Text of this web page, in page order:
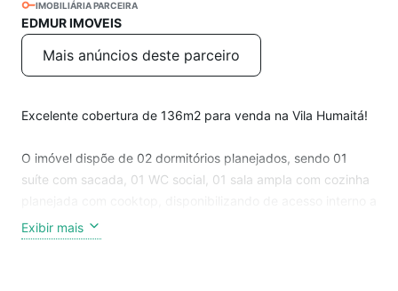
IMOBILIÁRIA PARCEIRA
EDMUR IMOVEIS
Mais anúncios deste parceiro
Excelente cobertura de 136m2 para venda na Vila Humaitá!
O imóvel dispõe de 02 dormitórios planejados, sendo 01
suíte com sacada, 01 WC social, 01 sala ampla com cozinha
cobertura parcialmente coberta com área gourmet contendo
churrasqueira e fechamento de vidro. Além de disponibilizar
Exibir mais